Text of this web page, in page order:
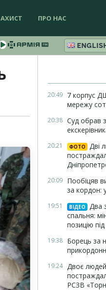
ПРО НАС
20:49 7 корпус
мережу
20:38 Суд обрав
20:21 ФОТО
Дві
20:09 Пообіцяв
за кордон:
19:51 ВІДЕО
Два
спальня:
позицію
19:38 Борець за
19:24 Двоє
РСЗВ